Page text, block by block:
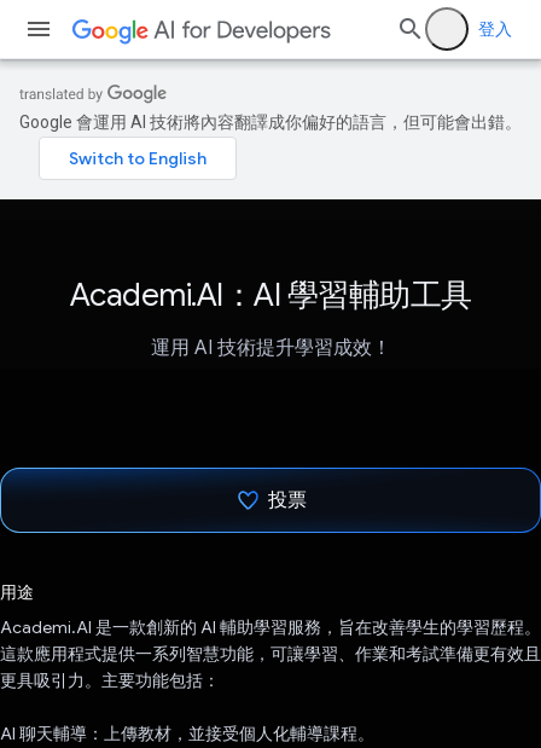
登入
Google 會運用 AI 技術將內容翻譯成你偏好的語言，但可能會出錯。
Academi.AI：AI 學習輔助工具
運用 AI 技術提升學習成效！
投票
用途
Academi.AI 是一款創新的 AI 輔助學習服務，旨在改善學生的學習歷程。
這款應用程式提供一系列智慧功能，可讓學習、作業和考試準備更有效且
更具吸引力。主要功能包括：
AI 聊天輔導：上傳教材，並接受個人化輔導課程。